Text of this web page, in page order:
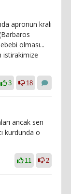
apronun kralı
olması...
istirakimize
3 18
ancak sen
kurdunda o
11 2